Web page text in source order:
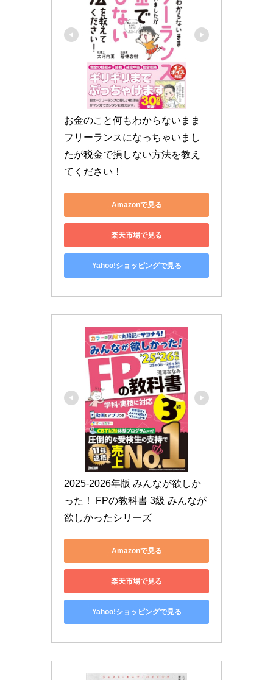
お金のこと何もわからないまま
フリーランスになっちゃいまし
たが税金で損しない方法を教え
てください！
Amazonで見る
楽天市場で見る
Yahoo!ショッピングで見る
2025-2026年版 みんなが欲しか
った！ FPの教科書 3級 みんなが
欲しかったシリーズ
Amazonで見る
楽天市場で見る
Yahoo!ショッピングで見る